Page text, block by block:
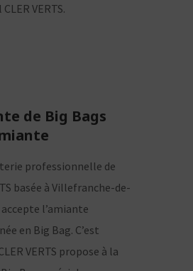
VERTS.
de Big Bags
professionnelle de
basée à Villefranche-de-
l’amiante
en Big Bag. C’est
VERTS propose à la